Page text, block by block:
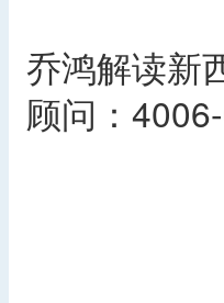
乔鸿解读新
顾问：